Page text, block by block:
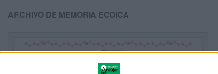
ARCHIVO DE MEMORIA ECOICA